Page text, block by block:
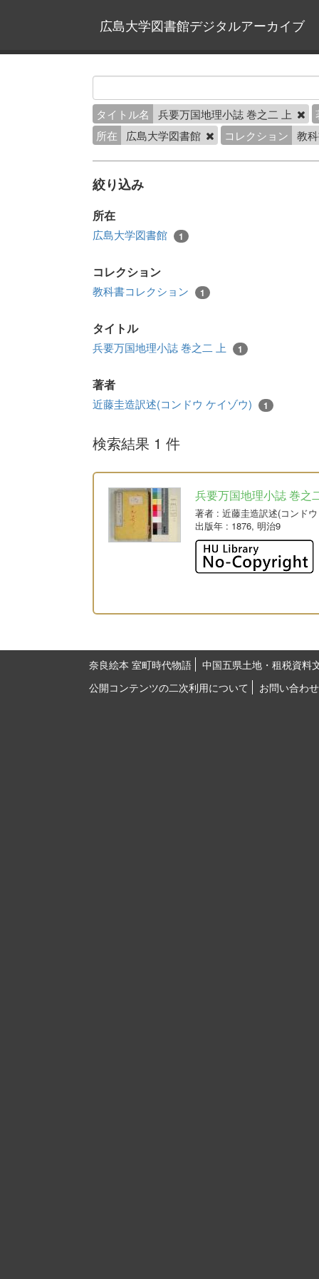
広島大学図書館デジタルアーカイブ
タイトル名 兵要万国地理小誌 巻之二 上
所在
広島大学図書館 コレクション 教
絞り込み
所在
広島大学図書館 1
コレクション
教科書コレクション 1
タイトル
兵要万国地理小誌 巻之二 上 1
著者
近藤圭造訳述(コンドウ ケイゾウ) 1
検索結果 1 件
兵要万国地理小誌 巻之
著者 : 近藤圭造訳述(コンド
出版年 : 1876, 明治9
奈良絵本 室町時代物語
中国五県土地・租税資料
公開コンテンツの二次利用について
お問い合わせ